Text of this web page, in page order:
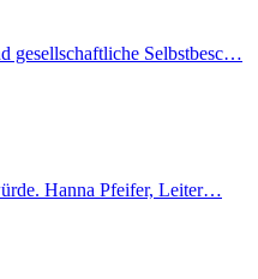
gesellschaftliche Selbstbesc…
Hanna Pfeifer, Leiter…